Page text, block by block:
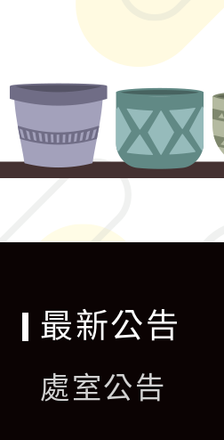
最新公告
處室公告